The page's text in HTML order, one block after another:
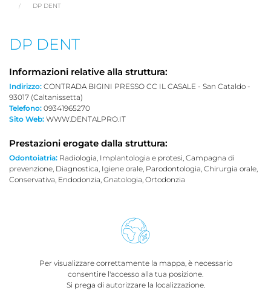
DP DENT
DP DENT
Informazioni relative alla struttura:
Indirizzo: CONTRADA BIGINI PRESSO CC IL CASALE - San Cataldo -
93017 (Caltanissetta)
Telefono: 09341965270
Sito Web: WWW.DENTALPRO.IT
Prestazioni erogate dalla struttura:
Odontoiatria: Radiologia, Implantologia e protesi, Campagna di
prevenzione, Diagnostica, Igiene orale, Parodontologia, Chirurgia orale,
Conservativa, Endodonzia, Gnatologia, Ortodonzia
Per visualizzare correttamente la mappa, è necessario
consentire l'accesso alla tua posizione.
Si prega di autorizzare la localizzazione.